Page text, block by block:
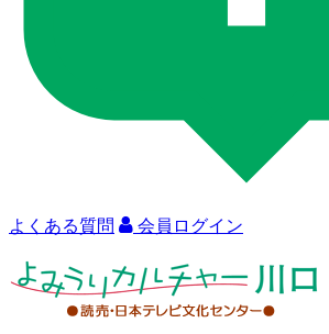
よくある質問 会員ログイン